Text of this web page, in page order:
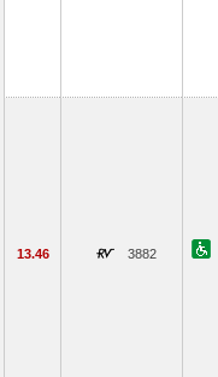
13.46 3882